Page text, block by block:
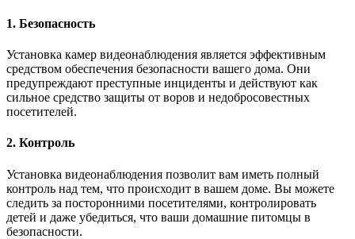
1. Безопасность
Установка камер видеонаблюдения является эффективным
средством обеспечения безопасности вашего дома. Они
предупреждают преступные инциденты и действуют как
сильное средство защиты от воров и недобросовестных
посетителей.
2. Контроль
Установка видеонаблюдения позволит вам иметь полный
контроль над тем, что происходит в вашем доме. Вы можете
следить за посторонними посетителями, контролировать
детей и даже убедиться, что ваши домашние питомцы в
безопасности.